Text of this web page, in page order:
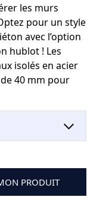
les murs
pour un style
avec l’option
hublot ! Les
isolés en acier
40 mm pour
PRODUIT